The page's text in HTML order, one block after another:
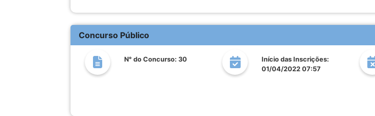
Concurso Público
N° do Concurso: 30
Início das Inscrições:
01/04/2022 07:57